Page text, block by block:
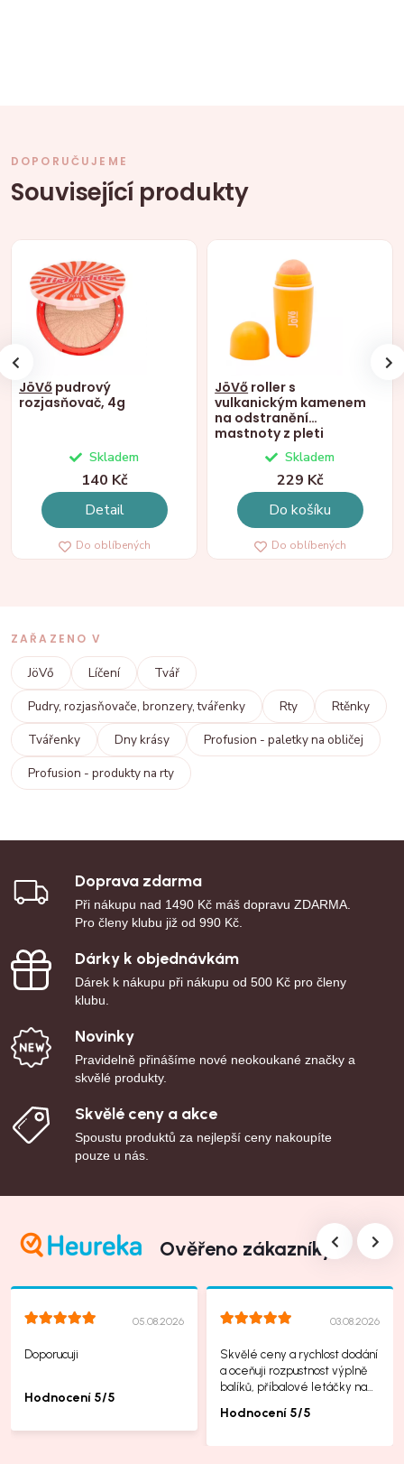
DOPORUČUJEME
Související produkty
JöVő pudrový
rozjasňovač, 4g
Skladem
140 Kč
Detail
Do oblíbených
JöVő roller s
vulkanickým kamenem
na odstranění
mastnoty z pleti
Skladem
229 Kč
Do košíku
Do oblíbených
ZAŘAZENO V
JöVő Líčení
Tvář
Pudry, rozjasňovače, bronzery, tvářenky
Rty
Rtěnky
Tvářenky
Dny krásy
Profusion - paletky na obličej
Profusion - produkty na rty
Doprava zdarma
Při nákupu nad 1490 Kč máš dopravu ZDARMA.
Pro členy klubu již od 990 Kč.
Dárky k objednávkám
Dárek k nákupu při nákupu od 500 Kč pro členy
klubu.
Novinky
Pravidelně přinášíme nové neokoukané značky a
skvělé produkty.
Skvělé ceny a akce
Spoustu produktů za nejlepší ceny nakoupíte
pouze u nás.
Ověřeno zákazníky
05.08.2026
Doporucuji
Hodnocení 5/5
03.08.2026
Skvělé ceny a rychlost dodání
a oceňuji rozpustnost výplně
balíků, příbalové letáčky na
Hodnocení 5/5